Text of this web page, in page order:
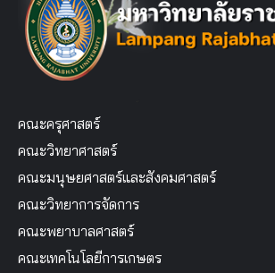
คณะครุศาสตร์
คณะวิทยาศาสตร์
คณะมนุษยศาสตร์และสังคมศาสตร์
คณะวิทยาการจัดการ
คณะพยาบาลศาสตร์
คณะเทคโนโลยีการเกษตร